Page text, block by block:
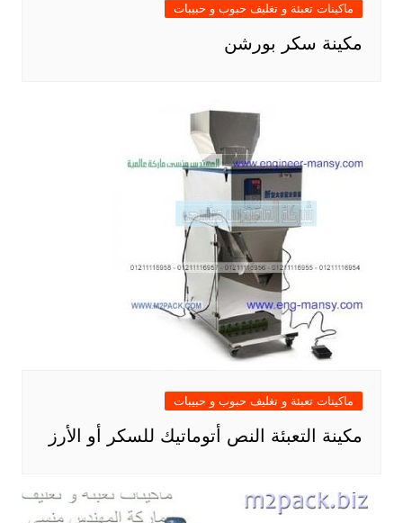
ماكينات تعبئة و تغليف حبوب و حبيبات
مكينة سكر بورشن
ماكينات تعبئة و تغليف حبوب و حبيبات
مكينة التعبئة النص أتوماتيك للسكر أو الأرز